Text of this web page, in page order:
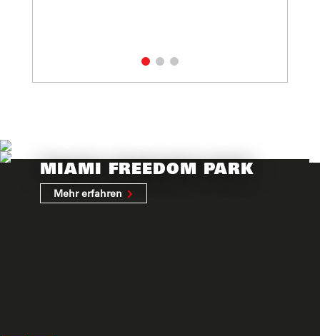
MIAMI FREEDOM PARK
Mehr erfahren